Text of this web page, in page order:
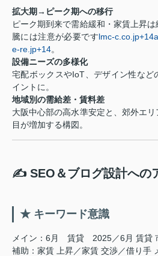
拡大期→ピーク期への移行
ピーク期到来で需給緩和・家賃上昇
騰には注意が必要ですlmc-c.co.jp+14
e-re.jp+14。
設備ニーズの多様化
宅配ボックスやIoT、デザイン性など
イントに。
地域別の需給差・賃料差
大阪中心部の高水準安定と、郊外エ
目が増加する構図。
✍ SEO＆ブログ設計への
★ キーワード意識
メイン：6月 賃貸 2025／6月 賃貸
補助：家賃 上昇／家賃 交渉／借り手